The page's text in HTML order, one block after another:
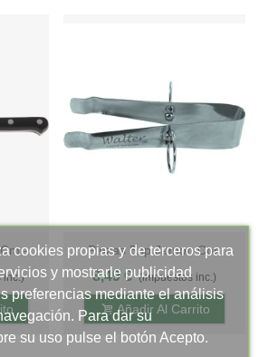
-
inc.)
Pinzas Esp Jamon Con
Proteccion Dedos 12 Cm,
Display
8,49 € (impuestos inc.)
Añadir Al Carrito
cookies propias y de terceros para
y mostrarle publicidad
preferencias mediante el análisis
Para dar su
su uso pulse el botón Acepto.